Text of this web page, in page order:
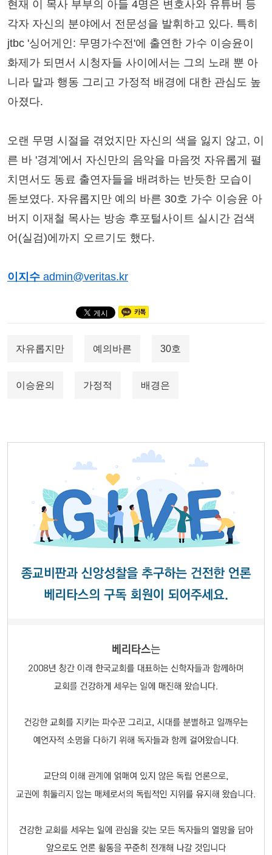
현재 이 목사 부부의 아들 4명은 변호사와 유튜버 등
각자 자신의 분야에서 전문성을 발휘하고 있다. 특히
jtbc '싱어게인: 무명가수전'에 출연한 가수 이승윤이
화제가 되면서 시청자들 사이에서는 그의 노래 뿐 아
니라 말과 행동 그리고 가정적 배경에 대한 관심도 높
아졌다.
오랜 무명 시절을 겪었지만 자신의 색을 잃지 않고, 이
른 바 '경계'에서 자신만의 음악을 마음껏 자유롭게 펼
치면서도 동료 출연자들을 배려하는 반듯한 모습이
돋보였다. 자유롭지만 예의 바른 30호 가수 이승윤 아
버지 이재철 목사는 방송 후포털사이트 실시간 검색
어(실검)에까지 오르기도 했다.
이지수 admin@veritas.kr
자유롭지만 예의바른 30호
이승윤의 가정적 배경은